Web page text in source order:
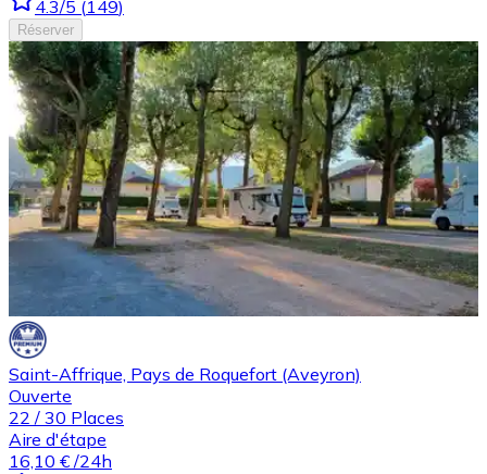
4.3/5 (149)
Réserver
Saint-Affrique, Pays de Roquefort (Aveyron)
Ouverte
22 / 30 Places
Aire d'étape
16,10 € /24h